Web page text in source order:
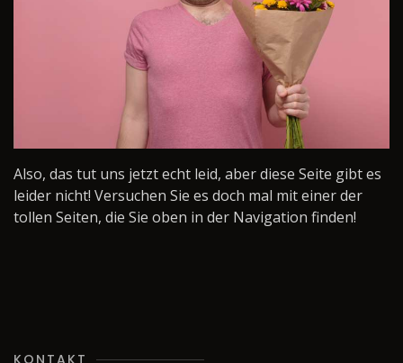
Also, das tut uns jetzt echt leid, aber diese Seite gibt es
leider nicht! Versuchen Sie es doch mal mit einer der
tollen Seiten, die Sie oben in der Navigation finden!
KONTAKT